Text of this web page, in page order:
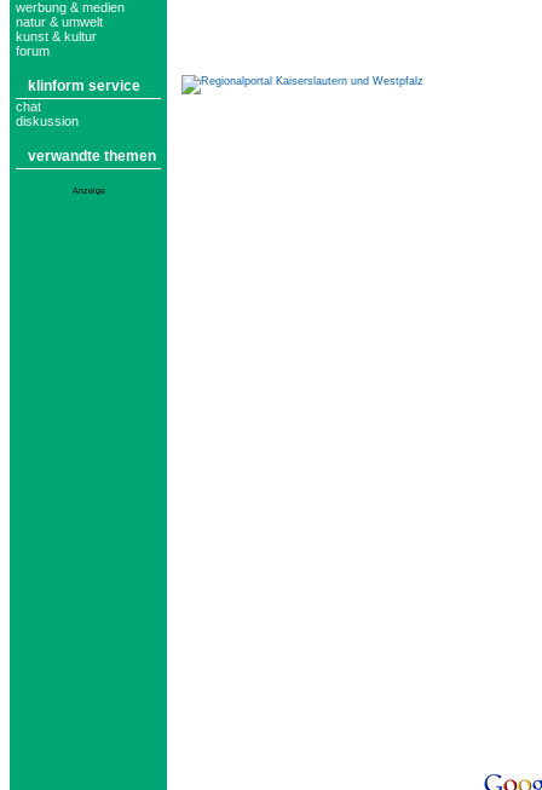
werbung & medien
natur & umwelt
kunst & kultur
forum
klinform service
chat
diskussion
verwandte themen
Anzeige